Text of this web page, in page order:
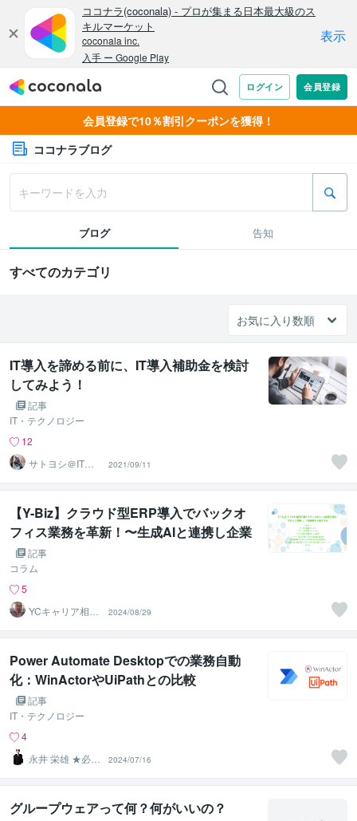
会員登録で10％割引クーポンを獲得！
ココナラブログ
ブログ 告知
すべてのカテゴリ
IT導入を諦める前に、IT導入補助金を検討
してみよう！
記事
IT・テクノロジー
12
サトヨシ＠ITマ
ン
2021/09/11
【Y-Biz】クラウド型ERP導入でバックオ
フィス業務を革新！〜生成AIと連携し企業
成長を加速させる〜
記事
コラム
5
YCキャリア相談
2024/08/29
Power Automate Desktopでの業務自動
化：WinActorやUiPathとの比較
記事
IT・テクノロジー
4
永井 栄雄 ★必ず
翌日までに納品
します★
2024/07/16
グループウェアって何？何がいいの？